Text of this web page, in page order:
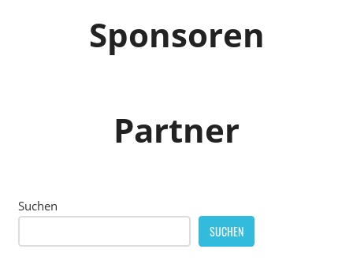
Sponsoren
Partner
Suchen
SUCHEN